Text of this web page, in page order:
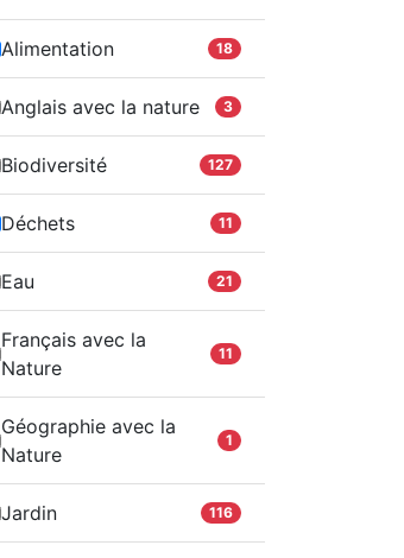
Alimentation 18
Anglais avec la nature 3
Biodiversité 127
Déchets 11
Eau 21
Français avec la
Nature
11
Géographie avec la
Nature
1
Jardin 116